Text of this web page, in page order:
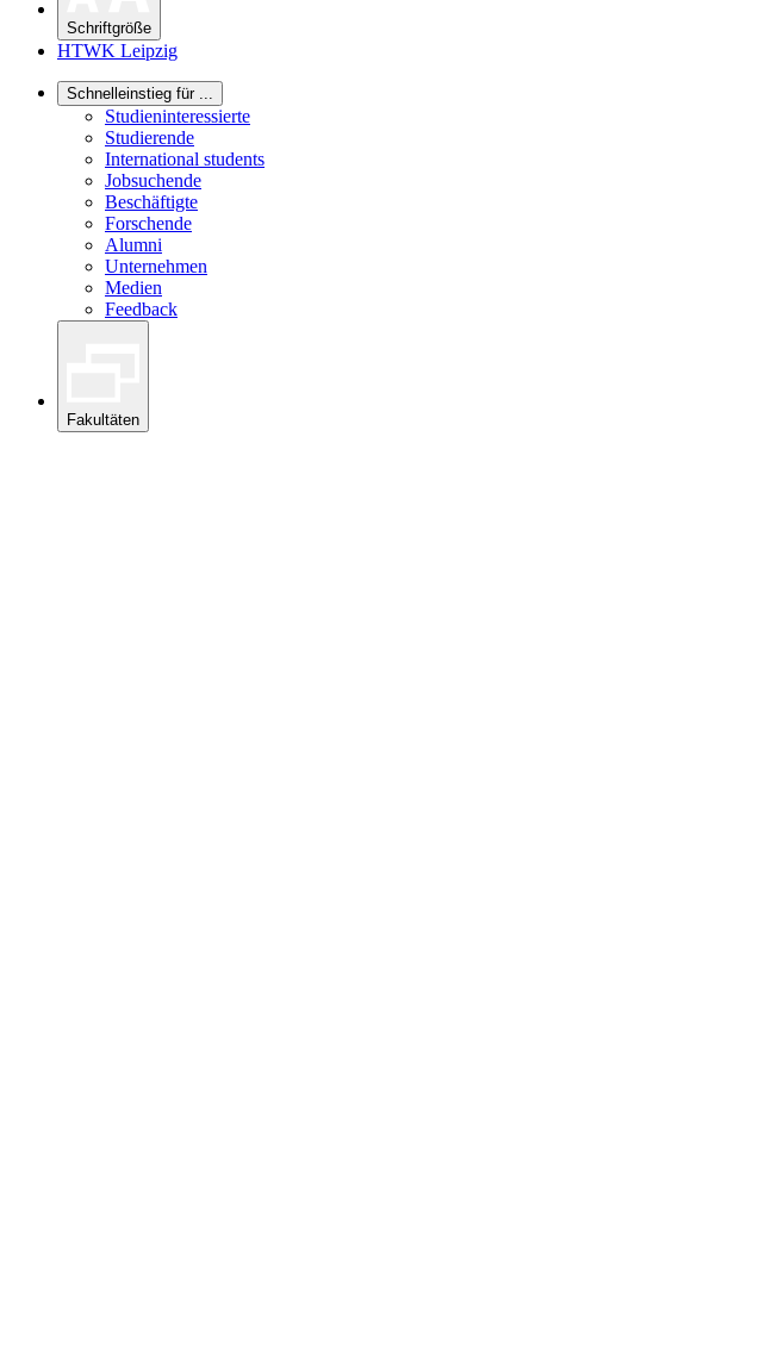
Schriftgröße
HTWK Leipzig
Schnelleinstieg für ...
Studieninteressierte
Studierende
International students
Jobsuchende
Beschäftigte
Forschende
Alumni
Unternehmen
Medien
Feedback
Fakultäten